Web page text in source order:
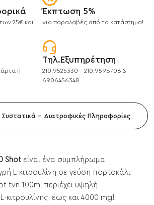
25€ και
Έκπτωση 5%
για παραλαβές από το κατάστημα!
ή
Τηλ.Εξυπηρέτηση
210.9525330 - 210.9598706 &
6906456348
Συστατικά - Διατροφικές Πληροφορίες
Shot είναι ένα συμπλήρωμα
L-κιτρουλίνη σε γεύση πορτοκάλι-
tvn 100ml περιέχει υψηλή
κιτρουλίνης, έως και 4000 mg!